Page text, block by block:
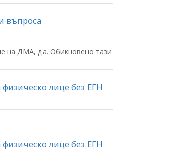
въпроса
на ДМА, да. Обикновено тази
лице без ЕГН
лице без ЕГН